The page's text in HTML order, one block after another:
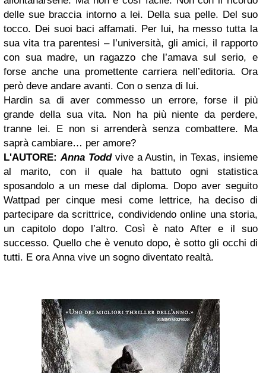
delle sue braccia intorno a lei. Della sua pelle. Del suo
tocco. Dei suoi baci affamati. Per lui, ha messo tutta la
sua vita tra parentesi – l’università, gli amici, il rapporto
con sua madre, un ragazzo che l’amava sul serio, e
forse anche una promettente carriera nell’editoria. Ora
però deve andare avanti. Con o senza di lui.
Hardin sa di aver commesso un errore, forse il più
grande della sua vita. Non ha più niente da perdere,
tranne lei. E non si arrenderà senza combattere. Ma
saprà cambiare… per amore?
L'AUTORE:Anna Toddvive a Austin, in Texas, insieme
al marito, con il quale ha battuto ogni statistica
sposandolo a un mese dal diploma. Dopo aver seguito
Wattpad per cinque mesi come lettrice, ha deciso di
partecipare da scrittrice, condividendo online una storia,
un capitolo dopo l’altro. Così è nato After e il suo
successo. Quello che è venuto dopo, è sotto gli occhi di
tutti. E ora Anna vive un sogno diventato realtà.